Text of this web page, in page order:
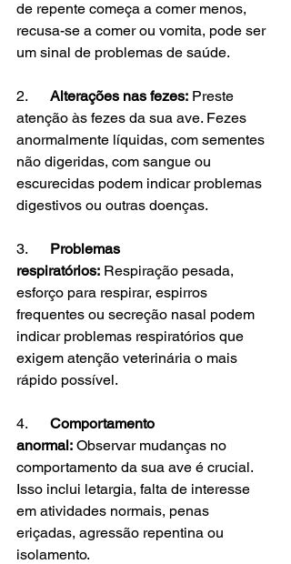
de repente começa a comer menos,
recusa-se a comer ou vomita, pode ser
um sinal de problemas de saúde.
2. Alterações nas fezes: Preste
atenção às fezes da sua ave. Fezes
anormalmente líquidas, com sementes
não digeridas, com sangue ou
escurecidas podem indicar problemas
digestivos ou outras doenças.
3. Problemas
respiratórios: Respiração pesada,
esforço para respirar, espirros
frequentes ou secreção nasal podem
indicar problemas respiratórios que
exigem atenção veterinária o mais
rápido possível.
4. Comportamento
anormal: Observar mudanças no
comportamento da sua ave é crucial.
Isso inclui letargia, falta de interesse
em atividades normais, penas
eriçadas, agressão repentina ou
isolamento.